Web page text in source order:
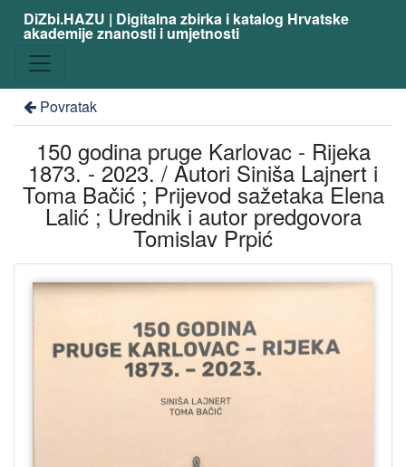
DiZbi.HAZU | Digitalna zbirka i katalog Hrvatske
akademije znanosti i umjetnosti
Povratak
150 godina pruge Karlovac - Rijeka
1873. - 2023. / Autori Siniša Lajnert i
Toma Bačić ; Prijevod sažetaka Elena
Lalić ; Urednik i autor predgovora
Tomislav Prpić